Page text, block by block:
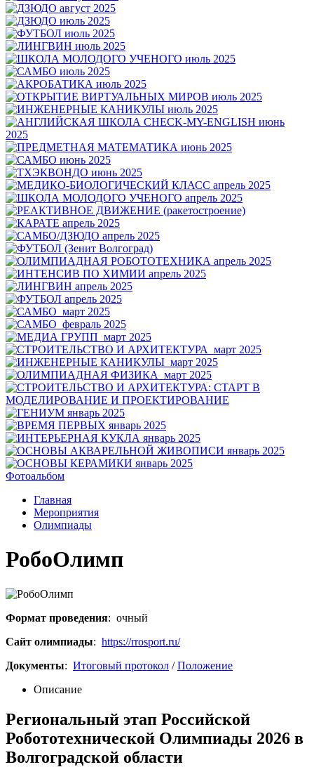
Фотоальбом
Главная
Мероприятия
Олимпиады
РобоОлимп
Формат проведения: очный
Сайт олимпиады: https://rrosport.ru/
Документы: Итоговый протокол /Положение
Описание
Региональный этап Российской
Робототехнической Олимпиады 2026 в
Волгоградской области